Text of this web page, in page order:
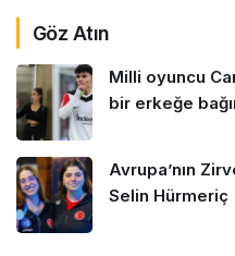
Göz Atın
Milli oyuncu
bir erkeğe
Avrupa’nın
Selin Hürmeriç